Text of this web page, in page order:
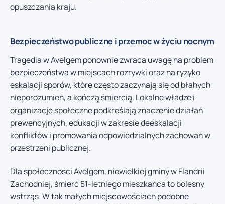
opuszczania kraju.
Bezpieczeństwo publiczne i przemoc w życiu nocnym
Tragedia w Avelgem ponownie zwraca uwagę na problem
bezpieczeństwa w miejscach rozrywki oraz na ryzyko
eskalacji sporów, które często zaczynają się od błahych
nieporozumień, a kończą śmiercią. Lokalne władze i
organizacje społeczne podkreślają znaczenie działań
prewencyjnych, edukacji w zakresie deeskalacji
konfliktów i promowania odpowiedzialnych zachowań w
przestrzeni publicznej.
Dla społeczności Avelgem, niewielkiej gminy w Flandrii
Zachodniej, śmierć 51-letniego mieszkańca to bolesny
wstrząs. W tak małych miejscowościach podobne